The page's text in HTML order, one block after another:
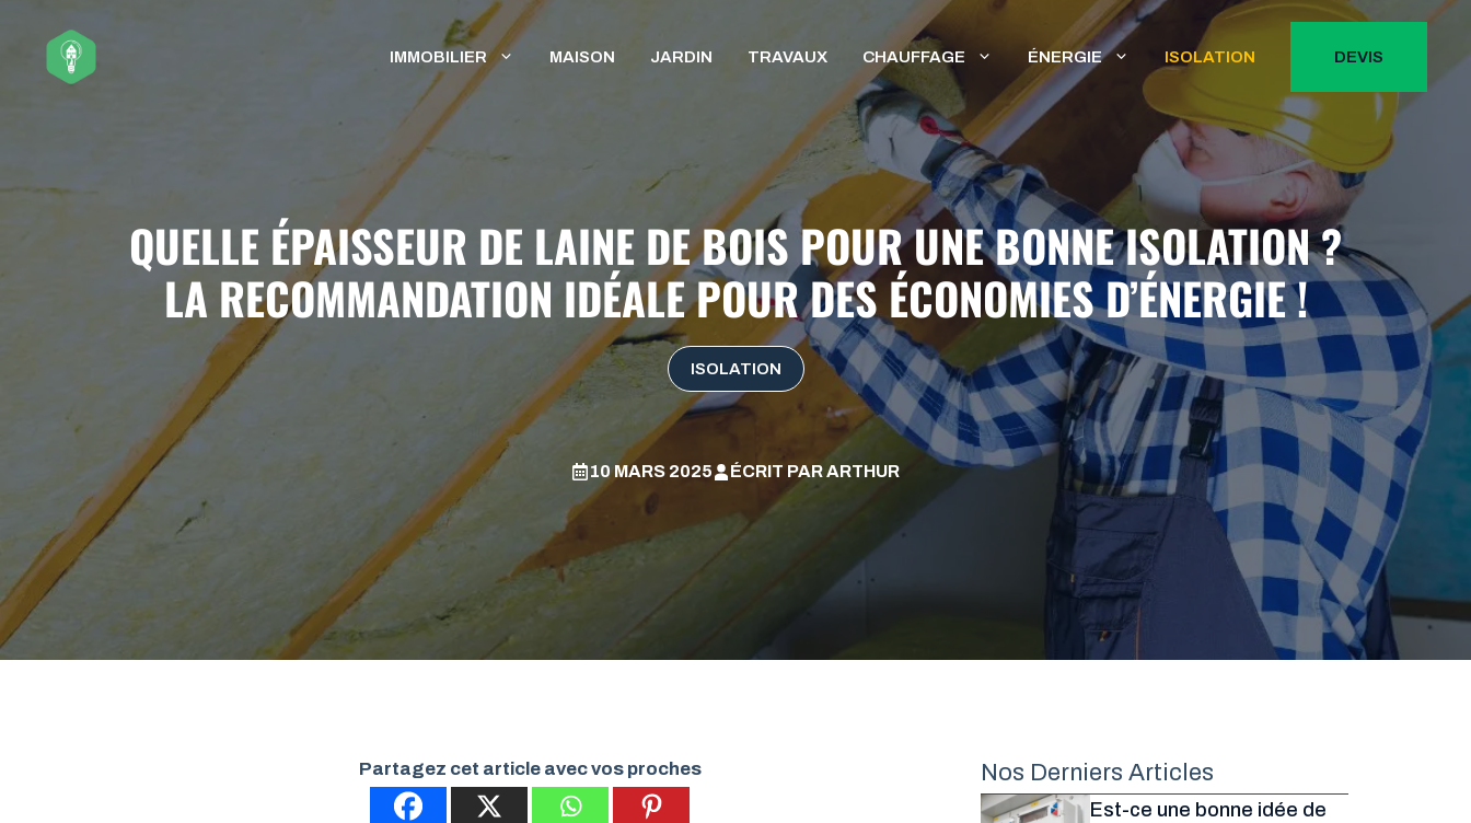
contenu
IMMOBILIER MAISON JARDIN TRAVAUX CHAUFFAGE ÉNERGIE ISOLATION DEVIS
QUELLE ÉPAISSEUR DE LAINE DE BOIS POUR UNE BONNE ISOLATION ?
LA RECOMMANDATION IDÉALE POUR DES ÉCONOMIES D’ÉNERGIE !
ISOLATION
10 MARS 2025 ÉCRIT PARARTHUR
Partagez cet article avec vos proches Nos Derniers Articles
Est-ce une bonne idée de